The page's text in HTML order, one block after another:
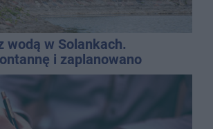
wodą w Solankach.
i zaplanowano